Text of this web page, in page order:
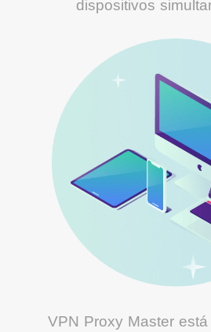
dispositivos
VPN Proxy Master